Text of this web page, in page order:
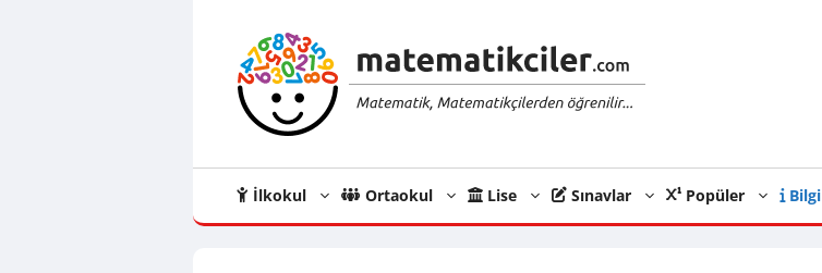
İlkokul Ortaokul Lise Sınavlar Popüler Bilgi